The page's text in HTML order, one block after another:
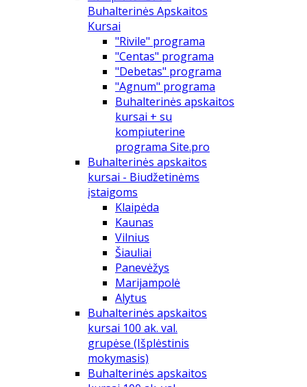
Buhalterinės Apskaitos
Kursai
"Rivile" programa
"Centas" programa
"Debetas" programa
"Agnum" programa
Buhalterinės apskaitos
kursai + su
kompiuterine
programa Site.pro
Buhalterinės apskaitos
kursai - Biudžetinėms
įstaigoms
Klaipėda
Kaunas
Vilnius
Šiauliai
Panevėžys
Marijampolė
Alytus
Buhalterinės apskaitos
kursai 100 ak. val.
grupėse (Išplėstinis
mokymasis)
Buhalterinės apskaitos